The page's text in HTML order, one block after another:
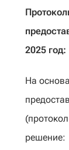
2025 год:
На
решение: